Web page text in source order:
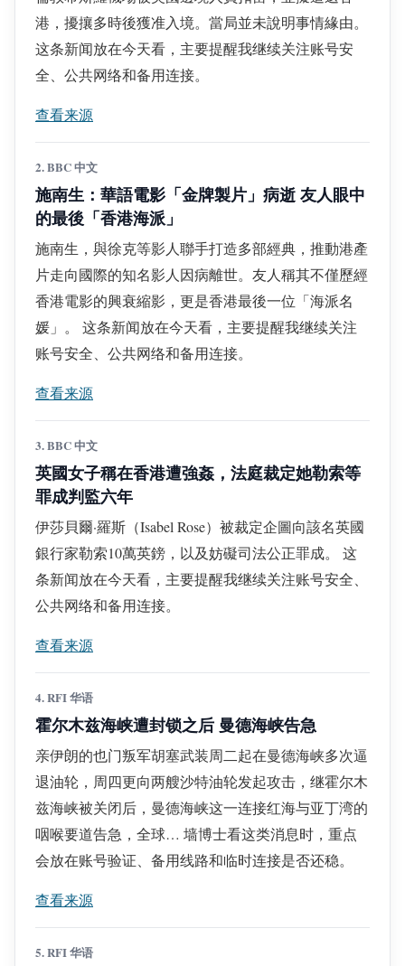
港，擾攘多時後獲准入境。當局並未說明事情緣由。
这条新闻放在今天看，主要提醒我继续关注账号安
全、公共网络和备用连接。
查看来源
2. BBC 中文
施南生：華語電影「金牌製片」病逝 友人眼中
的最後「香港海派」
施南生，與徐克等影人聯手打造多部經典，推動港產
片走向國際的知名影人因病離世。友人稱其不僅歷經
香港電影的興衰縮影，更是香港最後一位「海派名
媛」。 这条新闻放在今天看，主要提醒我继续关注
账号安全、公共网络和备用连接。
查看来源
3. BBC 中文
英國女子稱在香港遭強姦，法庭裁定她勒索等
罪成判監六年
伊莎貝爾·羅斯（Isabel Rose）被裁定企圖向該名英國
銀行家勒索10萬英鎊，以及妨礙司法公正罪成。 这
条新闻放在今天看，主要提醒我继续关注账号安全、
公共网络和备用连接。
查看来源
4. RFI 华语
霍尔木兹海峡遭封锁之后 曼德海峡告急
亲伊朗的也门叛军胡塞武装周二起在曼德海峡多次逼
退油轮，周四更向两艘沙特油轮发起攻击，继霍尔木
兹海峡被关闭后，曼德海峡这一连接红海与亚丁湾的
咽喉要道告急，全球… 墙博士看这类消息时，重点
会放在账号验证、备用线路和临时连接是否还稳。
查看来源
5. RFI 华语